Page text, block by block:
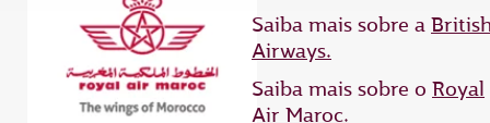
Saiba mais sobre a
Airways.
Saiba mais sobre o Royal
Air Maroc.